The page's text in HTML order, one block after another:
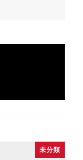
未分類